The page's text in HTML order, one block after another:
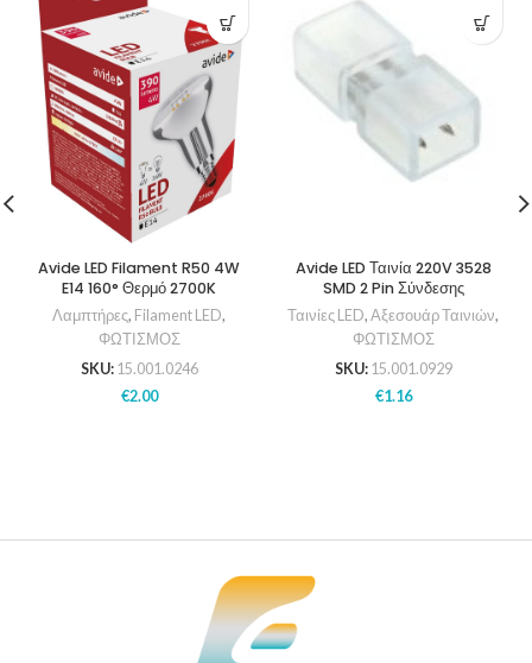
Avide LED Filament R50 4W
E14 160° Θερμό 2700K
Λαμπτήρες, Filament LED,
ΦΩΤΙΣΜΟΣ
SKU: 15.001.0246
€2.00
Avide LED Ταινία 220V 3528
SMD 2 Pin Σύνδεσης
Ταινίες LED, Αξεσουάρ Ταινιών,
ΦΩΤΙΣΜΟΣ
SKU: 15.001.0929
€1.16